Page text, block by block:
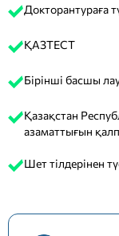
Докторантураға
ҚАЗТЕСТ
Бірінші басшы
Қазақстан
азаматтығын
Шет тілдерінен